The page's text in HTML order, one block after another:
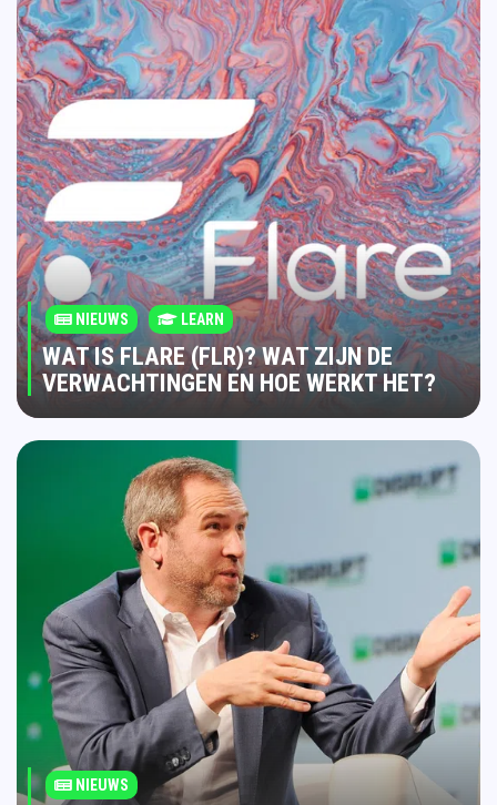
NIEUWS LEARN
WAT IS FLARE (FLR)? WAT ZIJN DE
VERWACHTINGEN EN HOE WERKT HET?
NIEUWS